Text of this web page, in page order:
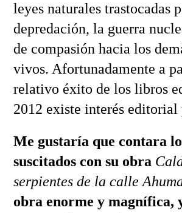
leyes naturales trastocadas
depredación, la guerra
de compasión hacia los
vivos. Afortunadamente a
relativo éxito de los libros
2012 existe interés editorial
Me gustaría que contara
suscitados con su obra
serpientes de la calle
obra enorme y magnífica,